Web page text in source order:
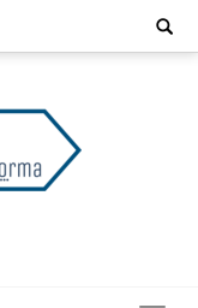
Search